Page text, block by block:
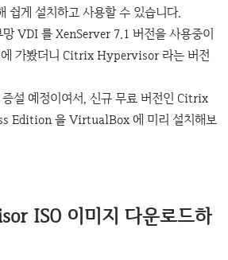
쉽게 설치하고 사용할 수 있습니다.
VDI 를 XenServer 7.1 버전을 사용중이
가봤더니 Citrix Hypervisor 라는 버전
설 예정이여서, 신규 무료 버전인 Citrix
Edition 을 VirtualBox 에 미리 설치해보
ISO 이미지 다운로드하